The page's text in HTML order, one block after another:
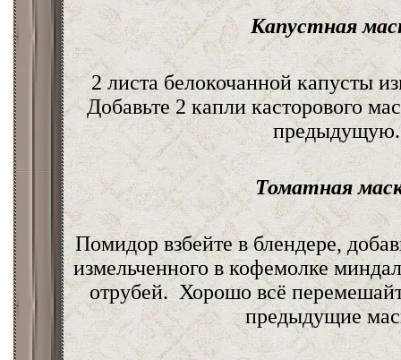
Капустная
2 листа белокочанной капусты
Добавьте 2 капли касторового
предыдущую.
Томатная
Помидор взбейте в блендере,
измельченного в кофемолке
отрубей. Хорошо всё
предыдущие